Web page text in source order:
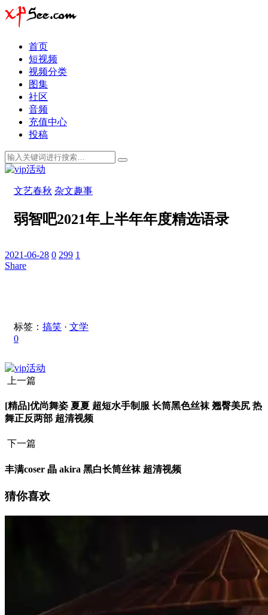
首页
短视频
视频分类
图集
社区
音频
充值中心
投稿
文艺春秋 杂文趣事
弱智吧2021年上半年年度精选语录
2021-06-28 0 299 1
Share
标签： 搞笑 · 文学
0
上一篇
[精品]优尚舞姿 夏夏 超短水手制服 长筒黑色丝袜 翘臀美尻 热
舞正反两部 超清视频
下一篇
丰满coser 晶 akira 黑白长筒丝袜 超清视频
猜你喜欢